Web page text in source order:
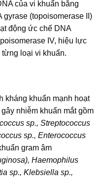
của vi khuẩn bằng
(topoisomerase II)
động ức chế DNA
IV, hiệu lực
loại vi khuẩn.
kháng khuẩn mạnh hoạt
nhiễm khuẩn mắt gồm
sp., Streptococcus
sp., Enterococcus
gram âm
Haemophilus
sp., Klebsiella sp.,